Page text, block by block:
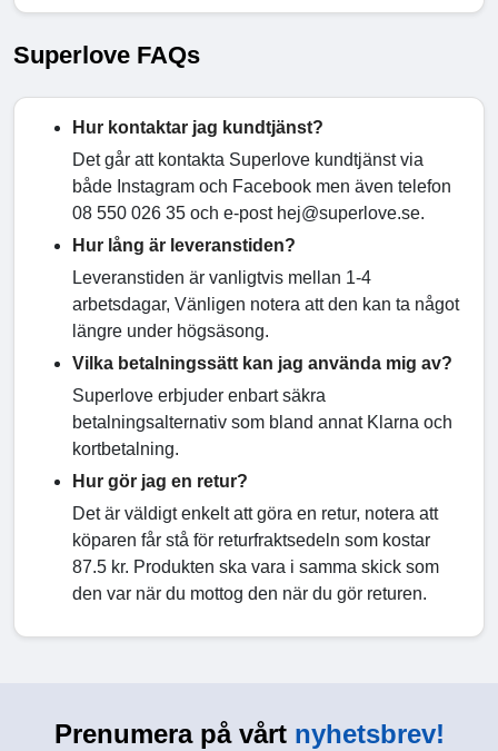
Superlove FAQs
Hur kontaktar jag kundtjänst?
Det går att kontakta Superlove kundtjänst via
både Instagram och Facebook men även telefon
08 550 026 35 och e-post hej@superlove.se.
Hur lång är leveranstiden?
Leveranstiden är vanligtvis mellan 1-4
arbetsdagar, Vänligen notera att den kan ta något
längre under högsäsong.
Vilka betalningssätt kan jag använda mig av?
Superlove erbjuder enbart säkra
betalningsalternativ som bland annat Klarna och
kortbetalning.
Hur gör jag en retur?
Det är väldigt enkelt att göra en retur, notera att
köparen får stå för returfraktsedeln som kostar
87.5 kr. Produkten ska vara i samma skick som
den var när du mottog den när du gör returen.
Prenumera på vårtnyhetsbrev!